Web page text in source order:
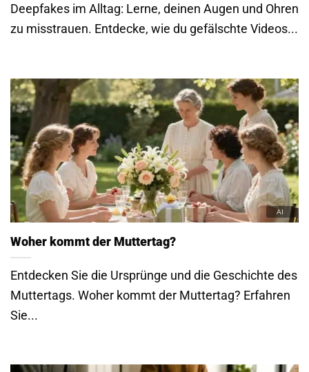
Deepfakes im Alltag: Lerne, deinen Augen und Ohren
zu misstrauen. Entdecke, wie du gefälschte Videos...
Woher kommt der Muttertag?
Entdecken Sie die Ursprünge und die Geschichte des
Muttertags. Woher kommt der Muttertag? Erfahren
Sie...